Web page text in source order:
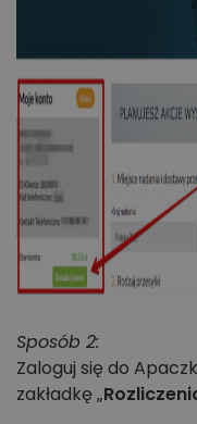
Sposób 2:
Zaloguj się do
zakładkę „